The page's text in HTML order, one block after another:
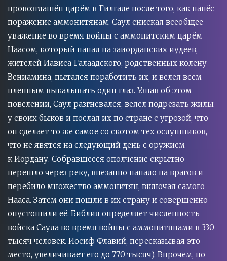
провозглашён царём в Гилгале после того, как нанёс
поражение аммонитянам. Саул снискал всеобщее
уважение во время войны с аммонитским царём
Наасом, который напал на заиорданских иудеев,
жителей Иависа Галаадского, родственных колену
Вениамина, пытался поработить их, и велел всем
пленным выкалывать один глаз. Узнав об этом
повелении, Саул разгневался, велел подрезать жилы
у своих быков и послал их по стране с угрозой, что
он сделает то же самое со скотом тех ослушников,
что не явятся на следующий день с оружием
к Иордану. Собравшееся ополчение скрытно
перешло через реку, внезапно напало на врагов и
перебило множество аммонитян, включая самого
Нааса. Затем они пошли в их страну и совершенно
опустошили её. Библия определяет численность
войска Саула во время войны с аммонитянами в 330
тысяч человек. Иосиф Флавий, пересказывая это
место, увеличивает его до 770 тысяч). Впрочем, по